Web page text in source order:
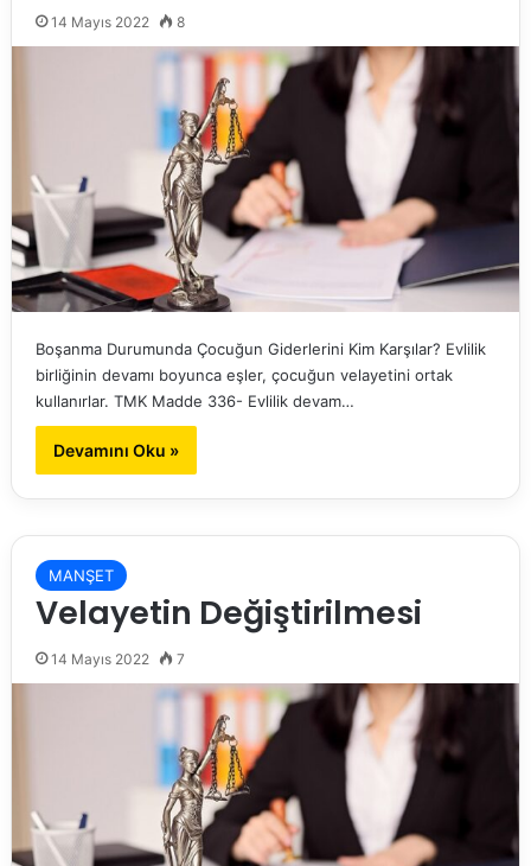
14 Mayıs 2022 8
Boşanma Durumunda Çocuğun Giderlerini Kim Karşılar? Evlilik
birliğinin devamı boyunca eşler, çocuğun velayetini ortak
kullanırlar. TMK Madde 336- Evlilik devam…
Devamını Oku »
MANŞET
Velayetin Değiştirilmesi
14 Mayıs 2022 7